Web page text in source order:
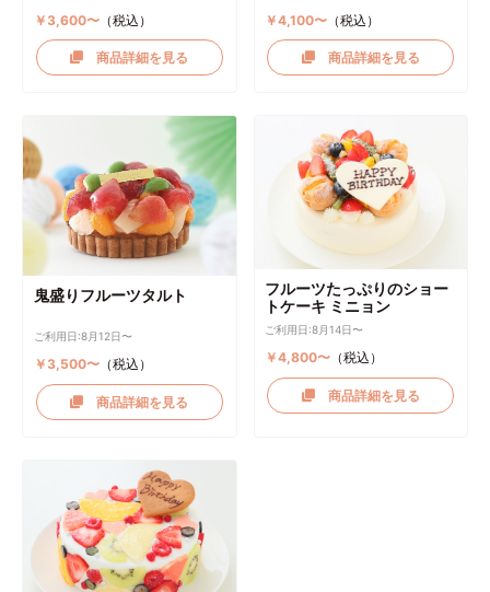
￥3,600〜（税込）
商品詳細を見る
￥4,100〜 （税込）
商品詳細を見る
鬼盛りフルーツタルト
ご利用日:8月12日〜
￥3,500〜（税込）
商品詳細を見る
フルーツたっぷりのショー
トケーキ ミニョン
ご利用日:8月14日〜
￥4,800〜 （税込）
商品詳細を見る